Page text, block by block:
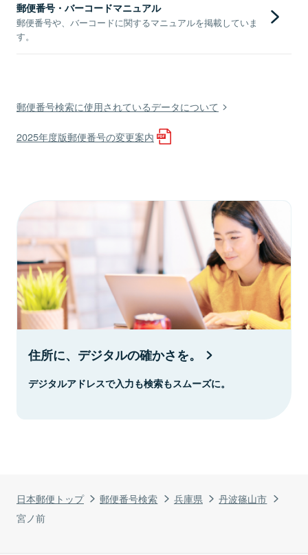
日本郵便トップ 郵便番号検索 兵庫県
丹波篠山市
宮ノ前
郵便番号・バーコードマニュアル
郵便番号や、バーコードに関するマニュアルを掲載していま
す。
郵便番号検索に使用されているデータについて
2025年度版郵便番号の変更案内
住所に、デジタルの確かさを。
デジタルアドレスで入力も検索もスムーズに。